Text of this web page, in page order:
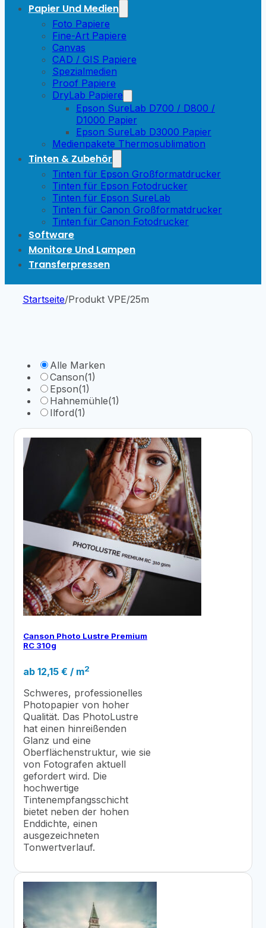
Papier Und Medien
Foto Papiere
Fine-Art Papiere
Canvas
CAD / GIS Papiere
Spezialmedien
Proof Papiere
DryLab Papiere
Epson SureLab D700 / D800 /
D1000 Papier
Epson SureLab D3000 Papier
Medienpakete Thermosublimation
Tinten & Zubehör
Tinten für Epson Großformatdrucker
Tinten für Epson Fotodrucker
Tinten für Epson SureLab
Tinten für Canon Großformatdrucker
Tinten für Canon Fotodrucker
Software
Monitore Und Lampen
Transferpressen
Startseite/Produkt VPE/25m
Alle Marken
Canson(1)
Epson(1)
Hahnemühle(1)
Ilford(1)
Canson Photo Lustre Premium
RC 310g
ab 12,15 € / m2
Schweres, professionelles
Photopapier von hoher
Qualität. Das PhotoLustre
hat einen hinreißenden
Glanz und eine
Oberflächenstruktur, wie sie
von Fotografen aktuell
gefordert wird. Die
hochwertige
Tintenempfangsschicht
bietet neben der hohen
Enddichte, einen
ausgezeichneten
Tonwertverlauf.